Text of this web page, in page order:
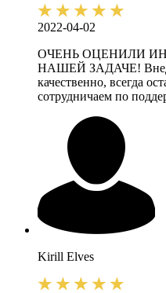
2022-04-02
ОЧЕНЬ ОЦЕНИЛИ
НАШЕЙ ЗАДАЧЕ!
качественно, всегда
сотрудничаем по
Kirill Elves